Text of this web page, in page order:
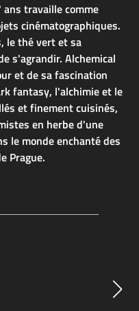
travaille comme
cinématographiques.
le thé vert et sa
s'agrandir. Alchemical
et de sa fascination
fantasy, l'alchimie et le
et finement cuisinés,
en herbe d'une
le monde enchanté des
Prague.